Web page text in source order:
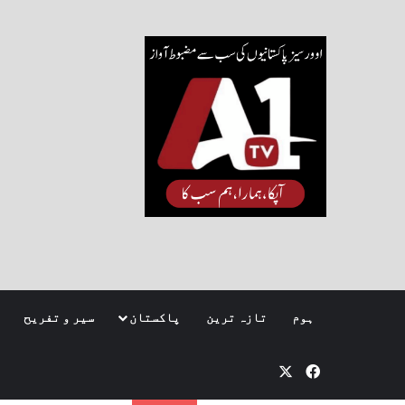
ہوم تازہ ترین پاکستان سیر و تفریح
Facebook